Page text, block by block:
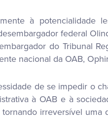
à potencialidade
federal
do Tribunal
nacional da OAB,
de se impedir o
à OAB e à
irreversível uma